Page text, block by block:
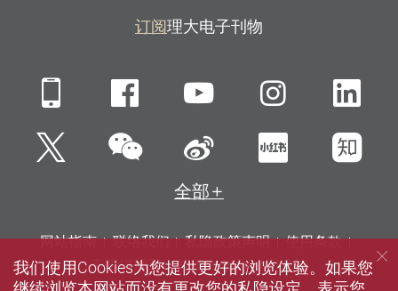
订阅理大电子刊物
Mobile FacebookYouTube
Twitter微信 新浪微博小红书知
全部
网站指南 联络我们 私隐政策声明
使用条款
无障碍网页
招聘 媒体 图书馆
我们使用Cookies为您提供更好的浏览体验。如果您